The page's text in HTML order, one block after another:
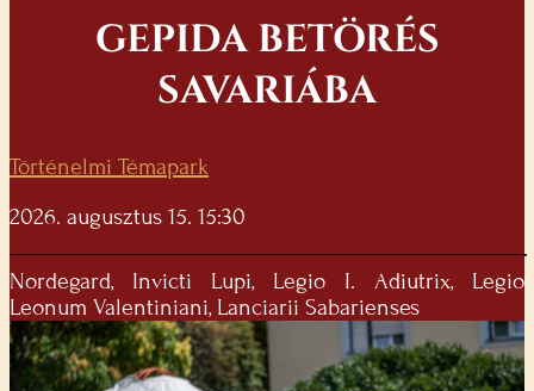
GEPIDA BETÖRÉS
SAVARIÁBA
Történelmi Témapark
2026. augusztus 15. 15:30
Nordegard, Invicti Lupi, Legio I. Adiutrix, Legio
Leonum Valentiniani, Lanciarii Sabarienses